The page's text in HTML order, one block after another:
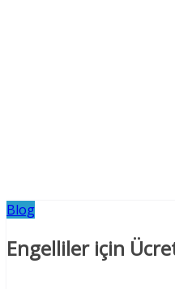
Blog
Engelliler için